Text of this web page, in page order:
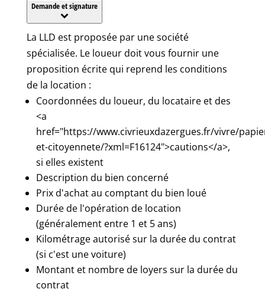
Demande et signature
La LLD est proposée par une société
spécialisée. Le loueur doit vous fournir une
proposition écrite qui reprend les conditions
de la location :
Coordonnées du loueur, du locataire et des
<a
href="https://www.civrieuxdazergues.fr/vivre/
et-citoyennete/?xml=F16124">cautions</a>,
si elles existent
Description du bien concerné
Prix d'achat au comptant du bien loué
Durée de l'opération de location
(généralement entre 1 et 5 ans)
Kilométrage autorisé sur la durée du contrat
(si c'est une voiture)
Montant et nombre de loyers sur la durée du
contrat